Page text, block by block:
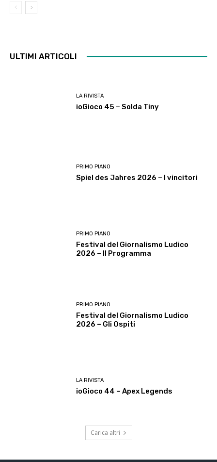
ULTIMI ARTICOLI
LA RIVISTA
ioGioco 45 – Solda Tiny
PRIMO PIANO
Spiel des Jahres 2026 – I vincitori
PRIMO PIANO
Festival del Giornalismo Ludico
2026 – Il Programma
PRIMO PIANO
Festival del Giornalismo Ludico
2026 – Gli Ospiti
LA RIVISTA
ioGioco 44 – Apex Legends
Carica altri